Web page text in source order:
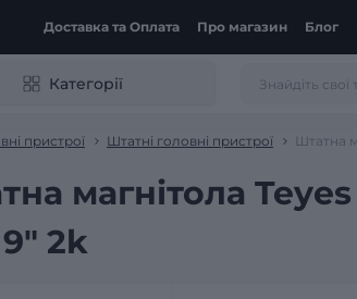
Доставка та Оплата Про магазин Блог
Категорії
пристрої Штатні головні пристрої Штатна
магнітола
2k